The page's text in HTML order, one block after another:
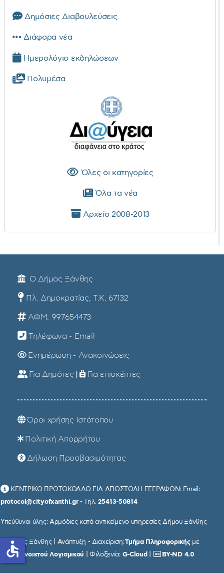
Δημόσιες Διαβουλεύσεις
Διάφορα νέα
Ημερολόγιο εκδηλώσεων
Πολυμέσα
Όλες οι κατηγορίες
Όλα τα νέα
Αρχείο 2008-2013
Ο Δήμος Ξάνθης
Πλ. Δημοκρατίας, Τ.Κ. 67132
ΑΦΜ: 997654473
Τηλέφωνα - Email
Ενημέρωση - Ανακοινώσεις
Για Δημότες | Για επισκέπτες
Όροι χρήσης Ιστότοπου
Πολιτική Απορρήτου
Δήλωση Προσβασιμότητας
ΚΕΝΤΡΙΚΟ ΠΡΩΤΟΚΟΛΛΟ ΓΙΑ ΑΠΟΣΤΟΛΗ ΕΓΓΡΑΦΩΝ: Email:
protocol@cityofxanthi.gr- Τηλ. 25413-50814
Υπεύθυνοι ύλης: Αρμόδιες κατά αντικείμενο υπηρεσίες Δήμου Ξάνθης
© Δήμος Ξάνθης | Ανάπτυξη - Διαχείριση:Τμήμα Πληροφορικήςμε
χρήση
Ανοικτού Λογισμικού | Φιλοξενία: G-Cloud BY-ND 4.0
accessible